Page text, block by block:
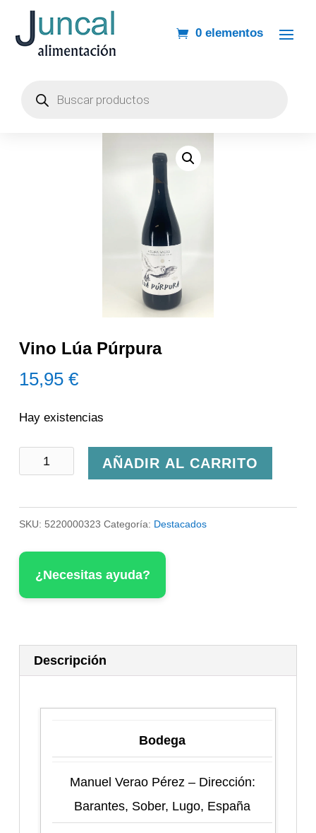
0 elementos
Vino Lúa Púrpura
15,95€
Hay existencias
Vino
Púrpura
cantidad
AÑADIR AL CARRITO
SKU: 5220000323 Categoría: Destacados
¿Necesitas ayuda?
Descripción
Bodega
Manuel Verao Pérez – Dirección:
Barantes, Sober, Lugo, España